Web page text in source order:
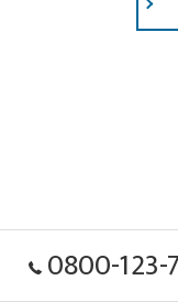
0800-123-